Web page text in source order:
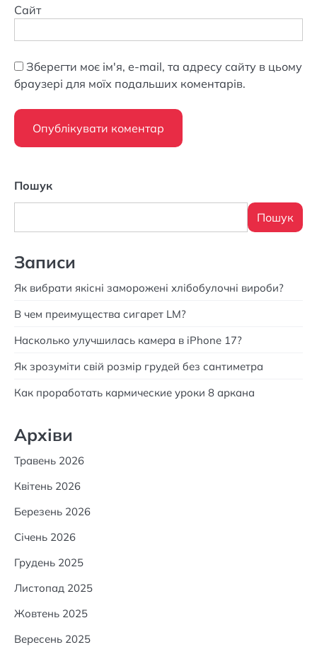
Сайт
Зберегти моє ім'я, e-mail, та адресу сайту в цьому
браузері для моїх подальших коментарів.
Пошук
Пошук
Записи
Як вибрати якісні заморожені хлібобулочні вироби?
В чем преимущества сигарет LM?
Насколько улучшилась камера в iPhone 17?
Як зрозуміти свій розмір грудей без сантиметра
Как проработать кармические уроки 8 аркана
Архіви
Травень 2026
Квітень 2026
Березень 2026
Січень 2026
Грудень 2025
Листопад 2025
Жовтень 2025
Вересень 2025